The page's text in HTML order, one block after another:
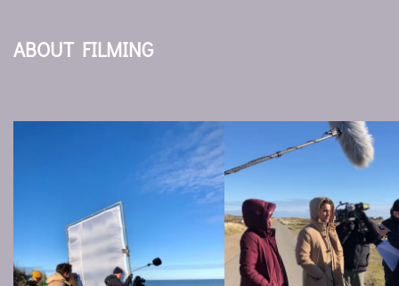
ABOUT FILMING